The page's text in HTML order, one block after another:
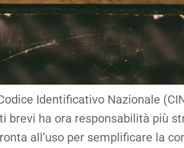
Identificativo Nazionale
brevi ha ora responsabilità più
all’uso per semplificare la